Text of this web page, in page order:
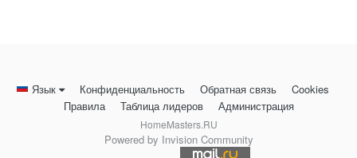
Язык Конфиденциальность Обратная связь
Cookies
Правила
Таблица лидеров Администрация
HomeMasters.RU
Powered by Invision Community